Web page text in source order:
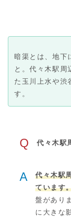
暗渠とは、地下
と。代々木駅周
た玉川上水や渋
す。
Q 代々木駅
A
代々木駅
ています
盤があり
に大きな